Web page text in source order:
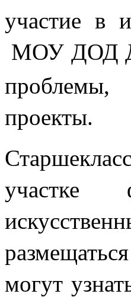
участие в
МОУ ДОД
проблемы,
проекты.
участке
могут